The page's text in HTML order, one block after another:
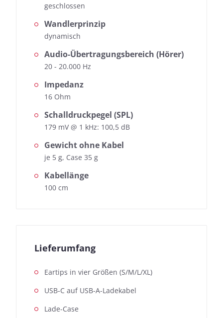
geschlossen
Wandlerprinzip
dynamisch
Audio-Übertragungsbereich (Hörer)
20 - 20.000 Hz
Impedanz
16 Ohm
Schalldruckpegel (SPL)
179 mV @ 1 kHz: 100,5 dB
Gewicht ohne Kabel
je 5 g, Case 35 g
Kabellänge
100 cm
Lieferumfang
Eartips in vier Größen (S/M/L/XL)
USB-C auf USB-A-Ladekabel
Lade-Case